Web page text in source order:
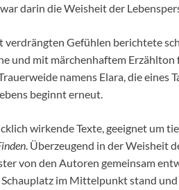
darin die Weisheit der
verdrängten Gefühlen berichtete
und mit märchenhaftem
namens Elara, die eines
beginnt erneut.
wirkende Texte, geeignet um
. Überzeugend in der Weisheit
von den Autoren gemeinsam
im Mittelpunkt stand